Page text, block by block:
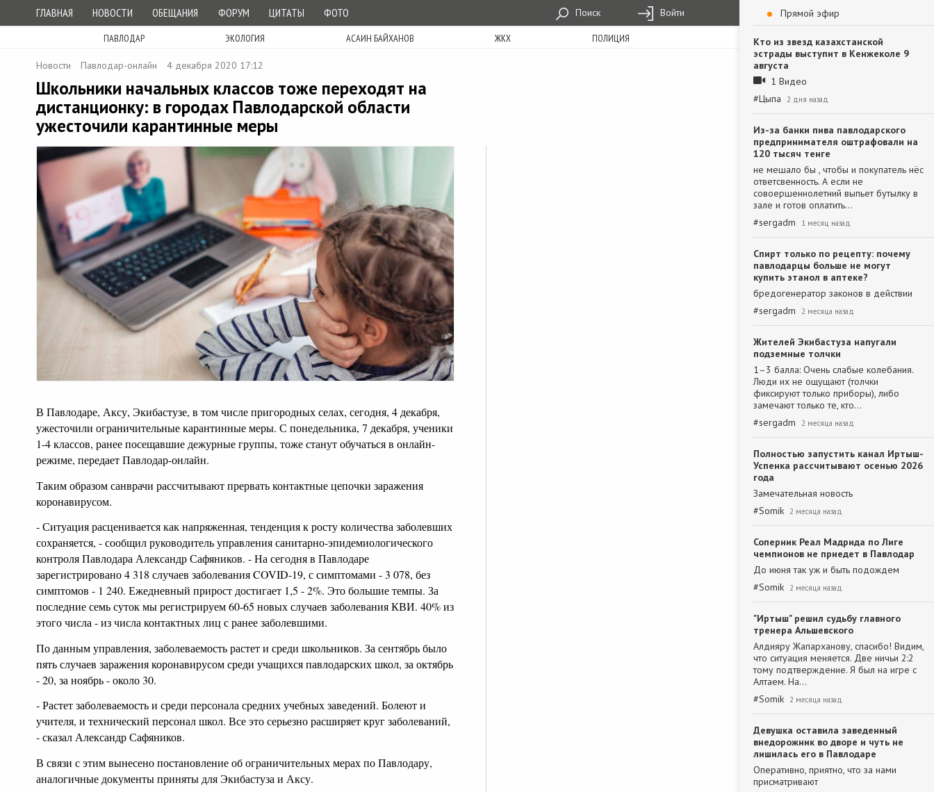
ГЛАВНАЯ НОВОСТИ ОБЕЩАНИЯ ФОРУМ ЦИТАТЫ ФОТО Поиск Войти
ПАВЛОДАР ЭКОЛОГИЯ АСАИН БАЙХАНОВ ЖКХ ПОЛИЦИЯ
Новости Павлодар-онлайн 4 декабря 2020 17:12
Школьники начальных классов тоже переходят на
дистанционку: в городах Павлодарской области
ужесточили карантинные меры
В Павлодаре, Аксу, Экибастузе, в том числе пригородных селах, сегодня, 4 декабря,
ужесточили ограничительные карантинные меры. С понедельника, 7 декабря, ученики
1-4 классов, ранее посещавшие дежурные группы, тоже станут обучаться в онлайн-
режиме, передает Павлодар-онлайн.
Таким образом санврачи рассчитывают прервать контактные цепочки заражения
коронавирусом.
- Ситуация расценивается как напряженная, тенденция к росту количества заболевших
сохраняется, - сообщил руководитель управления санитарно-эпидемиологического
контроля Павлодара Александр Сафяников. - На сегодня в Павлодаре
зарегистрировано 4 318 случаев заболевания COVID-19, с симптомами - 3 078, без
симптомов - 1 240. Ежедневный прирост достигает 1,5 - 2%. Это большие темпы. За
последние семь суток мы регистрируем 60-65 новых случаев заболевания КВИ. 40% из
этого числа - из числа контактных лиц с ранее заболевшими.
По данным управления, заболеваемость растет и среди школьников. За сентябрь было
пять случаев заражения коронавирусом среди учащихся павлодарских школ, за октябрь
- 20, за ноябрь - около 30.
- Растет заболеваемость и среди персонала средних учебных заведений. Болеют и
учителя, и технический персонал школ. Все это серьезно расширяет круг заболеваний,
- сказал Александр Сафяников.
В связи с этим вынесено постановление об ограничительных мерах по Павлодару,
аналогичные документы приняты для Экибастуза и Аксу.
Прямой эфир
Кто из звезд казахстанской
эстрады выступит в Кенжеколе 9
августа
1 Видео
#Цыпа 2 дня назад
Из-за банки пива павлодарского
предпринимателя оштрафовали на
120 тысяч тенге
не мешало бы , чтобы и покупатель нёс
ответсвенность. А если не
совоершеннолетний выпьет бутылку в
зале и готов оплатить…
#sergadm 1 месяц назад
Спирт только по рецепту: почему
павлодарцы больше не могут
купить этанол в аптеке?
бредогенератор законов в действии
#sergadm 2 месяца назад
Жителей Экибастуза напугали
подземные толчки
1–3 балла: Очень слабые колебания.
Люди их не ощущают (толчки
фиксируют только приборы), либо
замечают только те, кто…
#sergadm 2 месяца назад
Полностью запустить канал Иртыш-
Успенка рассчитывают осенью 2026
года
Замечательная новость
#Somik 2 месяца назад
Соперник Реал Мадрида по Лиге
чемпионов не приедет в Павлодар
До июня так уж и быть подождем
#Somik 2 месяца назад
"Иртыш" решил судьбу главного
тренера Альшевского
Алдияру Жапарханову, спасибо! Видим,
что ситуация меняется. Две ничьи 2:2
тому подтверждение. Я был на игре с
Алтаем. На…
#Somik 2 месяца назад
Девушка оставила заведенный
внедорожник во дворе и чуть не
лишилась его в Павлодаре
Оперативно, приятно, что за нами
присматривают